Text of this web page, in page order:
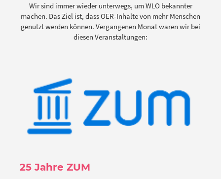
Wir sind immer wieder unterwegs, um WLO bekannter
machen. Das Ziel ist, dass OER-Inhalte von mehr Menschen
genutzt werden können. Vergangenen Monat waren wir bei
diesen Veranstaltungen:
25 Jahre ZUM